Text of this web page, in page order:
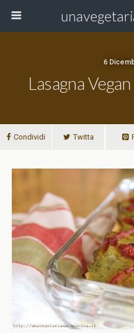
6
Lasagna
Condividi Twitta